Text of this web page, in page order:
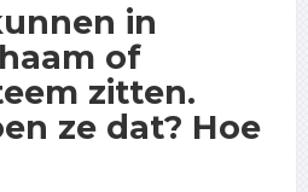
in
of
zitten.
ze dat? Hoe